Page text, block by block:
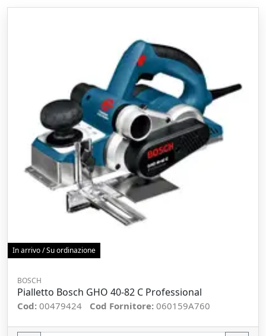
In arrivo / Su ordinazione
BOSCH
Pialletto Bosch GHO 40-82 C Professional
Cod: 00479424 Cod Fornitore: 060159A760